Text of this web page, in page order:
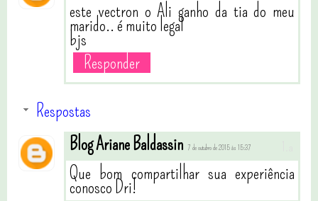
este vectron o Ali ganho da tia do meu
marido.. é muito legal
bjs
Responder
Respostas
Blog Ariane Baldassin 7 de outubro de 2015 às 15:37
Que bom compartilhar sua experiência
conosco Dri!